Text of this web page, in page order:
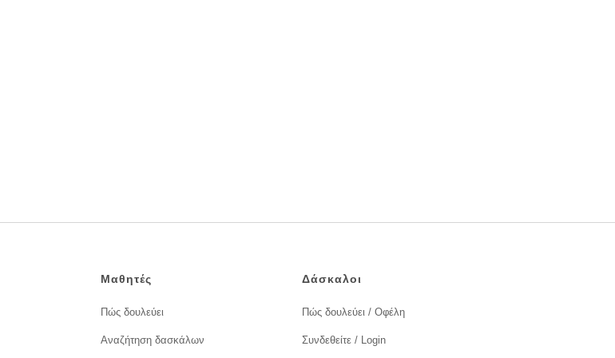
Μαθητές
Πώς δουλεύει
Αναζήτηση δασκάλων
Δάσκαλοι
Πώς δουλεύει / Οφέλη
Συνδεθείτε / Login